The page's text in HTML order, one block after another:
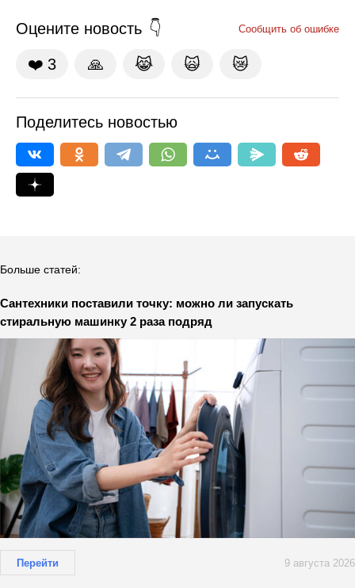
Оцените новость Сообщить об ошибке
❤️ 3 🙏 😹 🙀 😿
Поделитесь новостью
Больше статей:
Сантехники поставили точку: можно ли запускать
стиральную машинку 2 раза подряд
Перейти 9 августа 2026